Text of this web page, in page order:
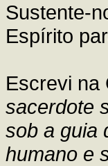
Sustente-
Espírito
Escrevi na
sacerdote
sob a guia
humano e